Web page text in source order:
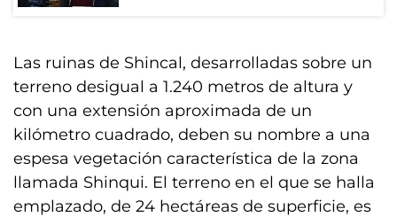
Las ruinas de Shincal, desarrolladas sobre un
terreno desigual a 1.240 metros de altura y
con una extensión aproximada de un
kilómetro cuadrado, deben su nombre a una
espesa vegetación característica de la zona
llamada Shinqui. El terreno en el que se halla
emplazado, de 24 hectáreas de superficie, es